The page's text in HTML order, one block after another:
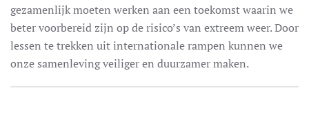
gezamenlijk moeten werken aan een toekomst waarin we
beter voorbereid zijn op de risico’s van extreem weer. Door
lessen te trekken uit internationale rampen kunnen we
onze samenleving veiliger en duurzamer maken.